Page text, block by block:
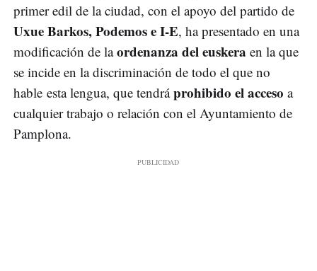
primer edil de la ciudad, con el apoyo del partido de
Uxue Barkos, Podemos e I-E, ha presentado en una
modificación de laordenanza del euskera en la que
se incide en la discriminación de todo el que no
hable esta lengua, que tendráprohibido el acceso a
cualquier trabajo o relación con el Ayuntamiento de
Pamplona.